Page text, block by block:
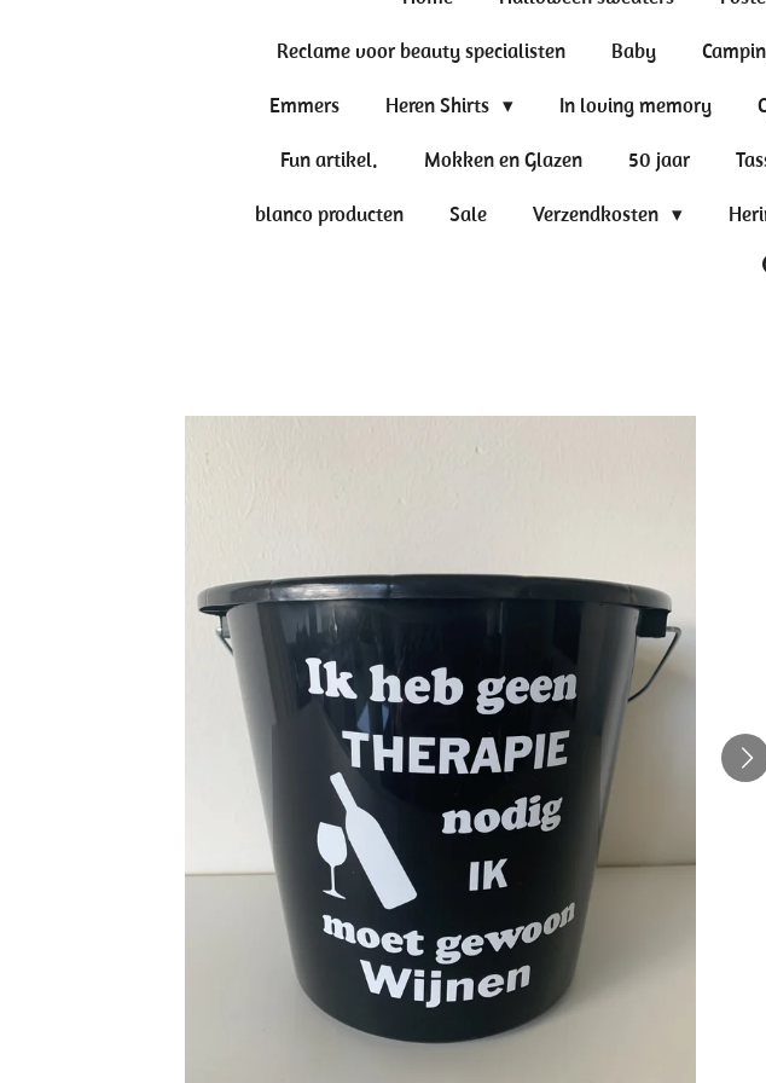
Reclame voor beauty specialisten Baby
Emmers Heren Shirts In loving memory
Fun artikel. Mokken en Glazen 50 jaar
blanco producten Sale Verzendkosten